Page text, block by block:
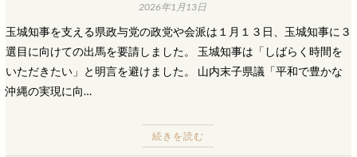
2026年1月13日
玉城知事を支える県政与党の政党や会派は１月１３日、玉城知事に３
選目に向けての出馬を要請しました。 玉城知事は「しばらく時間を
いただきたい」と明言を避けました。 山内末子県議「平和で豊かな
沖縄の実現に向…
続きを読む